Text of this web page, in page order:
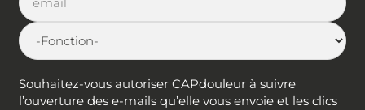
Souhaitez-vous autoriser CAPdouleur à suivre
l’ouverture des e-mails qu’elle vous envoie et les clics